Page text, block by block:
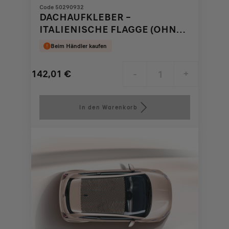
Code 50290932
DACHAUFKLEBER –
ITALIENISCHE FLAGGE (OHNE
ANTENNENLOCH)
Beim Händler kaufen
142,01 €
Price
142,01
- +
Quantity
to:
In den Warenkorb